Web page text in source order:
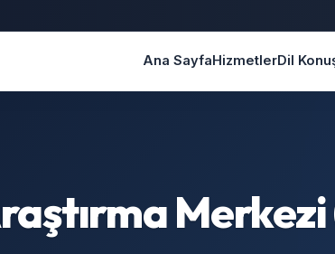
Ana SayfaHizmetlerDil
Merkezi